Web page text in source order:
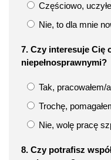
Częściowo,
Nie, to dla mnie
7. Czy interesuje Cię
niepełnosprawnymi?
Tak,
Trochę,
Nie, wolę pracę
8. Czy potrafisz